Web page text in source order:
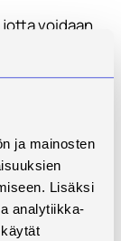
ja mainosten
Lisäksi
analytiikka-
voidaan
on
ja